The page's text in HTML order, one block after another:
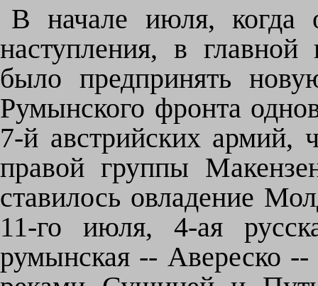
В начале июля, когда
наступления, в главной
было предпринять
Румынского фронта
7-й австрийских армий,
правой группы
ставилось овладение
11-го июля, 4-ая
румынская -- Авереско